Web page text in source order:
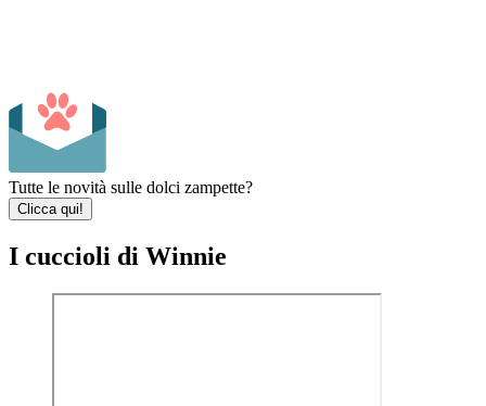
Tutte le novità sulle dolci zampette?
Clicca qui!
I cuccioli di Winnie